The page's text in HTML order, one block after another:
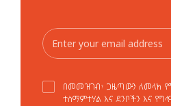
በመመዝገብ፣ ጋዜጣውን ለመላክ
ተስማምተሃል እና ደንቦችን እና